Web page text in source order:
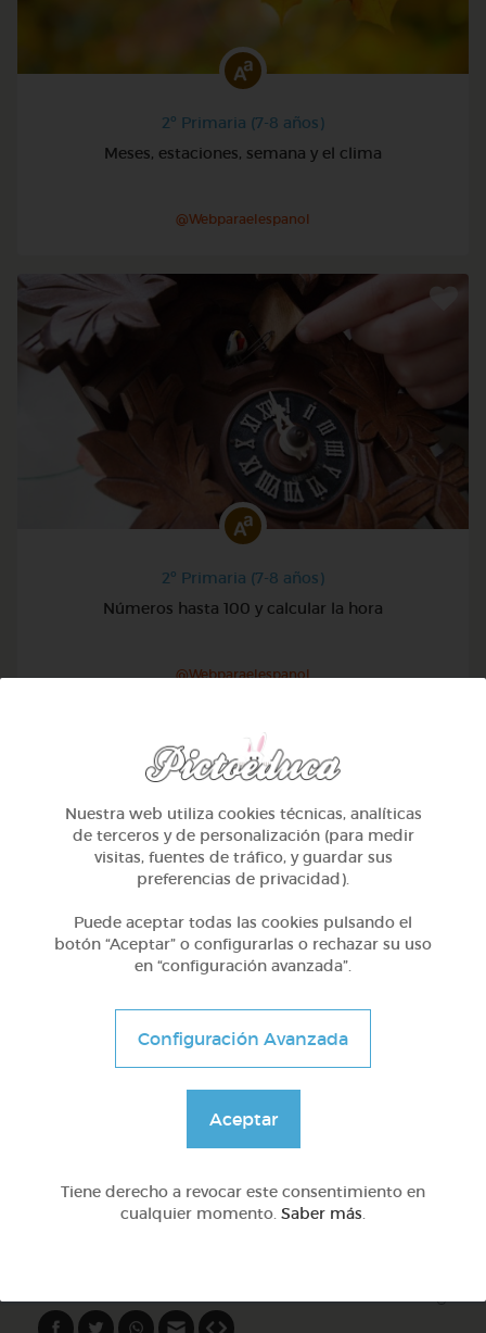
2º Primaria (7-8 años)
Meses, estaciones, semana y el clima
@Webparaelespanol
2º Primaria (7-8 años)
Números hasta 100 y calcular la hora
@Webparaelespanol
2º Primaria (7-8 años)
Lo más sano en la cocina y 2 fábulas de esopo
@Webparaelespanol
Nuestra web utiliza cookies técnicas, analíticas
de terceros y de personalización (para medir
visitas, fuentes de tráfico, y guardar sus
preferencias de privacidad).
Puede aceptar todas las cookies pulsando el
botón “Aceptar” o configurarlas o rechazar su uso
en “configuración avanzada”.
Configuración Avanzada
Aceptar
Tiene derecho a revocar este consentimiento en
cualquier momento. Saber más.